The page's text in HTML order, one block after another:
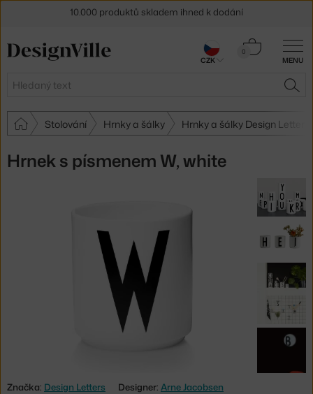
MENU
Hledat
0
Košík
Stolování Hrnky a šálky Hrnky a šálky Design Letters
Hrnek s písmenem W, white
Značka: Design Letters Designer: Arne Jacobsen
30 dní na vrácení zbožíCZK